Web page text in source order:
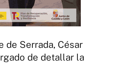
de Serrada, César
de detallar la